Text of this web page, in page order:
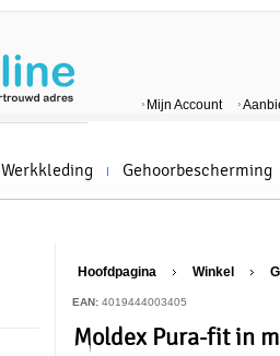
Mijn Account
Werkkleding Gehoorbescherming
Hoofdpagina Winkel
EAN: 4019444003405
Moldex Pura-fit in